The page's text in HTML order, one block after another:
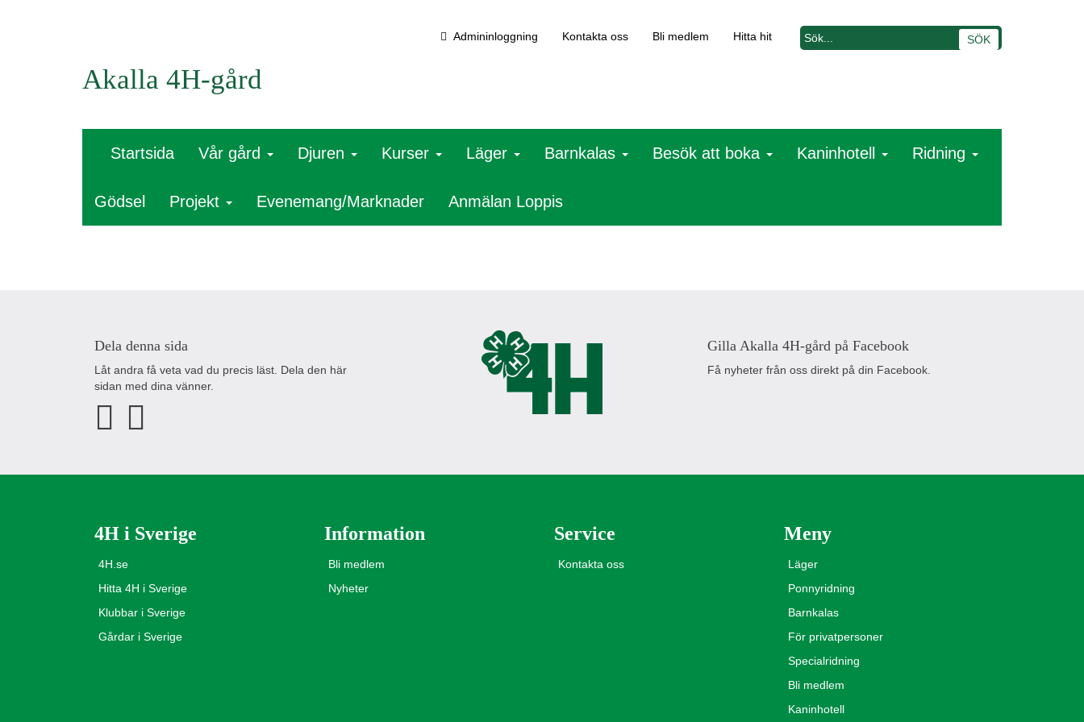
Akalla 4H-gård
Admininloggning Kontakta oss Bli medlem Hitta hit
Startsida Vår gård Djuren Kurser Läger Barnkalas Besök att boka Kaninhotell Ridning
Gödsel Projekt Evenemang/Marknader Anmälan Loppis
Dela denna sida
Låt andra få veta vad du precis läst. Dela den här
sidan med dina vänner.
Gilla Akalla 4H-gård på Facebook
Få nyheter från oss direkt på din Facebook.
4H i Sverige
4H.se
Hitta 4H i Sverige
Klubbar i Sverige
Gårdar i Sverige
Information
Bli medlem
Nyheter
Service
Kontakta oss
Meny
Läger
Ponnyridning
Barnkalas
För privatpersoner
Specialridning
Bli medlem
Kaninhotell